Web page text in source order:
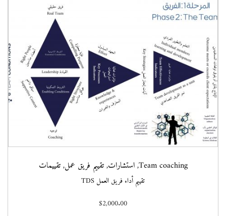
Team coaching
,استشارات,تقييم فريق عمل,تقييمات
تقييم أداء فريق العمل TDS
$2,000.00